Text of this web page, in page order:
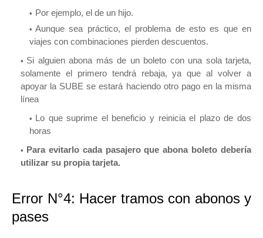
Por ejemplo, el de un hijo.
Aunque sea práctico, el problema de esto es que en
viajes con combinaciones pierden descuentos.
Si alguien abona más de un boleto con una sola tarjeta,
solamente el primero tendrá rebaja, ya que al volver a
apoyar la SUBE se estará haciendo otro pago en la misma
línea
Lo que suprime el beneficio y reinicia el plazo de dos
horas
Para evitarlo cada pasajero que abona boleto debería
utilizar su propia tarjeta.
Error N°4: Hacer tramos con abonos y
pases